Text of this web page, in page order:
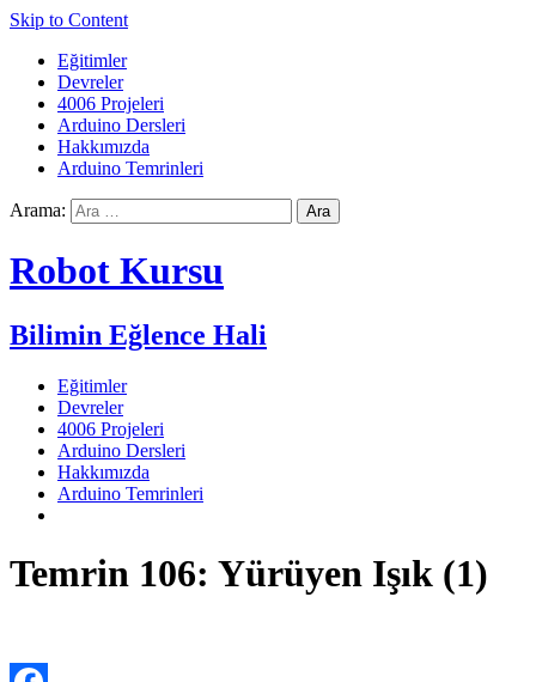
Skip to Content
Eğitimler
Devreler
4006 Projeleri
Arduino Dersleri
Hakkımızda
Arduino Temrinleri
Arama:
Robot Kursu
Bilimin Eğlence Hali
Eğitimler
Devreler
4006 Projeleri
Arduino Dersleri
Hakkımızda
Arduino Temrinleri
Temrin 106: Yürüyen Işık (1)